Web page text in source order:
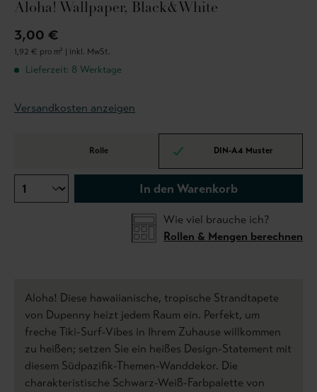
Aloha! Wallpaper, Black&White
3,00 €
1,92 € pro m² | inkl. MwSt.
Lieferzeit: 8 Werktage
Versandkosten anzeigen
Rolle DIN-A4 Muster
In den Warenkorb
Wie viel brauche ich?
Rollen & Mengen berechnen
Aloha! Diese hawaiianische, tropische Strandtapete
von Dupenny heizt jedem Raum ein. Perfekt, um
freche Tiki-Surf-Vibes in Ihrem Zuhause willkommen
zu heißen; setzen Sie ein heißes Design-Statement mit
diesem Südpazifik-Themen-Wanddekor. Die
charakteristische Schwarz-Weiß-Farbpalette von